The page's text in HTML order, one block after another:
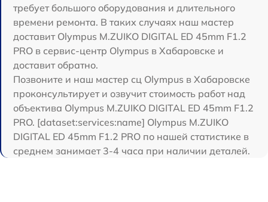
требует большого оборудования и длительного
времени ремонта. В таких случаях наш мастер
доставит Olympus M.ZUIKO DIGITAL ED 45mm F1.2
PRO в сервис-центр Olympus в Хабаровске и
доставит обратно.
Позвоните и наш мастер сц Olympus в Хабаровске
проконсультирует и озвучит стоимость работ над
объектива Olympus M.ZUIKO DIGITAL ED 45mm F1.2
PRO. [dataset:services:name] Olympus M.ZUIKO
DIGITAL ED 45mm F1.2 PRO по нашей статистике в
среднем занимает 3-4 часа при наличии деталей.